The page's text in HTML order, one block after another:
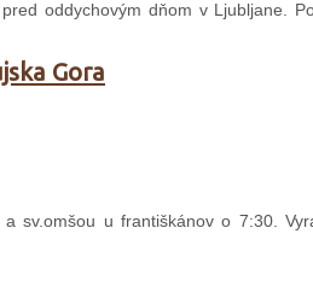
oddychovým dňom v Ljubljane.
Gora
sv.omšou u františkánov o 7:30.